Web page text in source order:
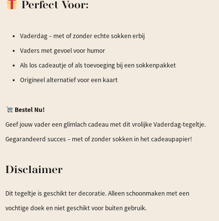
Perfect Voor:
Vaderdag – met of zonder echte sokken erbij
Vaders met gevoel voor humor
Als los cadeautje of als toevoeging bij een sokkenpakket
Origineel alternatief voor een kaart
Bestel Nu!
Geef jouw vader een glimlach cadeau met dit vrolijke Vaderdag-tegeltje.
Gegarandeerd succes – met of zonder sokken in het cadeaupapier!
Disclaimer
Dit tegeltje is geschikt ter decoratie. Alleen schoonmaken met een
vochtige doek en niet geschikt voor buiten gebruik.